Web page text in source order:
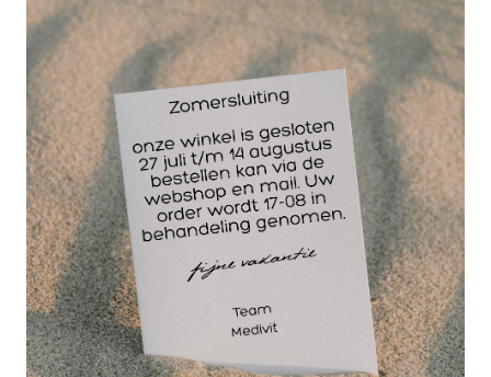
De werkwagen easy heeft drie etages waarvan 1
etage een lade bevat zodat er spullen in
opgeborgen kan worden. De easy werkwagen is
verrijdbaar door softwielen en dus geschikt voor
iedere vloertype. Onmisbaar in iedere praktijkruimte
maar ook uitermate geschikt voor ambulante
werkzaamheden.
Kleur: wit
L x B x H: 33 x 48 x 84 cm.
Lade: 1
Etages: 3
Garantie: 1 jaar